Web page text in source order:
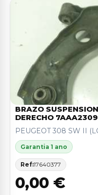
BRAZO
DERECHO
PEUGEOT 308 SW II
Garantia 1 ano
Ref:17640377
0,00 €